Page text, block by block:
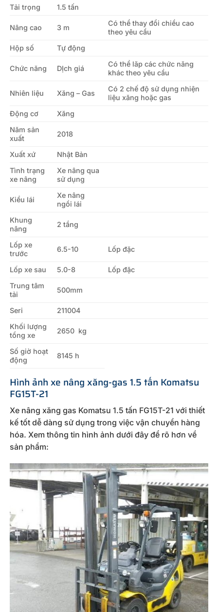
Tải trọng
1.5 tấn
Nâng cao 3 m
Có thể thay đổi chiều cao
theo yêu cầu
Hộp số
Tự động
Chức năng DỊch giá
Có thể lăp các chức năng
khác theo yêu cầu
Nhiên liệu Xăng – Gas
Có 2 chế độ sử dụng nhiện
liệu xăng hoặc gas
Động cơ
Xăng
Năm sản
xuất
2018
Xuất xứ
Nhật Bản
Tình trạng
xe nâng
Xe nâng qua
sử dụng
Kiểu lái
Xe nâng
ngồi lái
Khung
nâng
2 tầng
Lốp xe
trước
6.5-10 Lốp đặc
Lốp xe sau 5.0-8
Lốp đặc
Trung tâm
tải
500mm
Seri
211004
Khối lượng
tổng xe
2650 kg
Số giờ hoạt
động
8145 h
Hình ảnh xe nâng xăng-gas 1.5 tấn Komatsu
FG15T-21
Xe nâng xăng gas Komatsu 1.5 tấn FG15T-21 với thiết
kế tốt dễ dàng sử dụng trong việc vận chuyển hàng
hóa. Xem thông tin hình ảnh dưới đây để rõ hơn về
sản phẩm: